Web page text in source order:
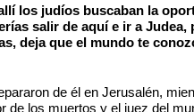
los judíos buscaban la
salir de aquí e ir a
deja que el mundo te
de él en Jerusalén,
los muertos y el juez del